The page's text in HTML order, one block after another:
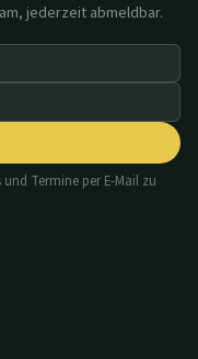
jederzeit abmeldbar.
Termine per E-Mail zu